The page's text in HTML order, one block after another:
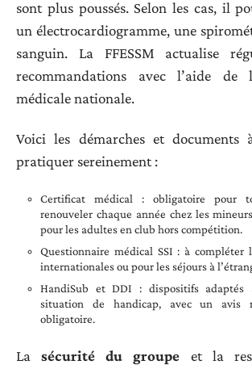
sont plus poussés. Selon les cas, il
un électrocardiogramme, une
sanguin. La FFESSM actualise
recommandations avec l’aide de
médicale nationale.
Voici les démarches et documents
pratiquer sereinement :
Certificat médical : obligatoire pour
renouveler chaque année chez les
pour les adultes en club hors compétition.
Questionnaire médical SSI : à compléter
internationales ou pour les séjours à
HandiSub et DDI : dispositifs adaptés
situation de handicap, avec un avis
obligatoire.
Lasécurité du groupe et la